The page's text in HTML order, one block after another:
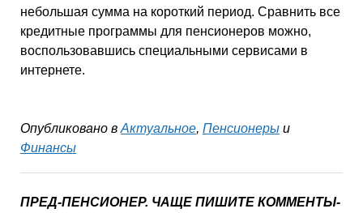
небольшая сумма на короткий период. Сравнить все
кредитные программы для пенсионеров можно,
воспользовавшись специальными сервисами в
интернете.
Опубликовано в Актуальное, Пенсионерыи
Финансы
ПРЕД-ПЕНСИОНЕР. ЧАЩЕ ПИШИТЕ КОММЕНТЫ-